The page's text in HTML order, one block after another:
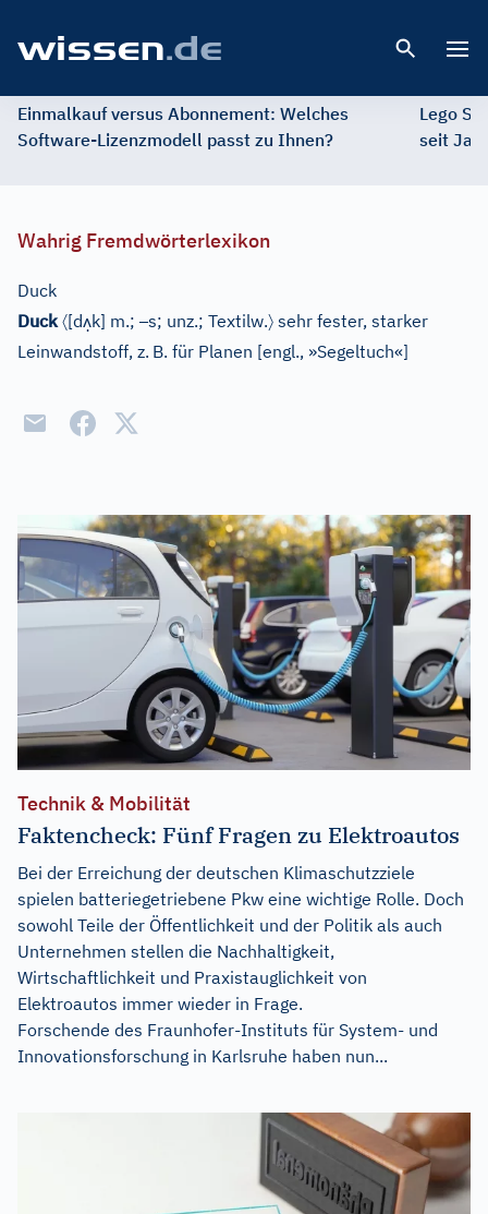
Einmalkauf versus Abonnement: Welches
Software-Lizenzmodell passt zu Ihnen?
Lego
seit
Wahrig Fremdwörterlexikon
Duck
Duck 〈[dʌ̣k] m.;–s; unz.; Textilw.〉 sehr fester, starker
Leinwandstoff, z. B. für Planen [engl., »Segeltuch«]
Technik & Mobilität
Faktencheck: Fünf Fragen zu Elektroautos
Bei der Erreichung der deutschen Klimaschutzziele
spielen batteriegetriebene Pkw eine wichtige Rolle. Doch
sowohl Teile der Öffentlichkeit und der Politik als auch
Unternehmen stellen die Nachhaltigkeit,
Wirtschaftlichkeit und Praxistauglichkeit von
Elektroautos immer wieder in Frage.
Forschende des Fraunhofer-Instituts für System- und
Innovationsforschung in Karlsruhe haben nun...